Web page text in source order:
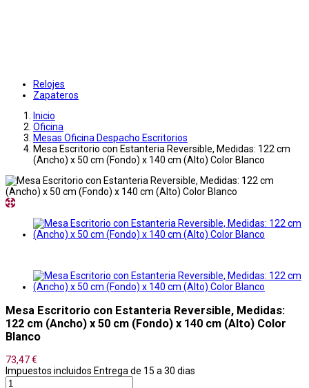
Relojes
Zapateros
Inicio
Oficina
Mesas Oficina Despacho Escritorios
Mesa Escritorio con Estanteria Reversible, Medidas: 122 cm
(Ancho) x 50 cm (Fondo) x 140 cm (Alto) Color Blanco
Mesa Escritorio con Estanteria Reversible, Medidas:
122 cm (Ancho) x 50 cm (Fondo) x 140 cm (Alto) Color
Blanco
73,47 €
Impuestos incluidos Entrega de 15 a 30 dias